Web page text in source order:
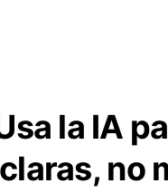
la IA
claras, no